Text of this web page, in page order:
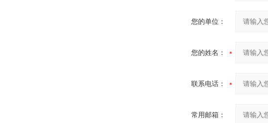
您的单位：
您的姓名：
联系电话：
常用邮箱：